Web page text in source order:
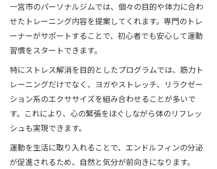
ストレスケアと運動を両立する習慣作り
スポーツジム一宮で心身の健康をサポート
パーソナルトレーニングで生活リズム改善
忙しい毎日に運動を取り入れるコツを紹介
家事や育児の合間に運動習慣を作る工夫
短時間でも効果的な一宮トレーニング法
パーソナルジムの活用で隙間運動を習慣化
無理なく続く運動を日常に取り入れる方法
一宮市のパーソナルジムでは、個々の目的や体力に合わ
せたトレーニング内容を提案してくれます。専門のトレ
ーナーがサポートすることで、初心者でも安心して運動
習慣をスタートできます。
特にストレス解消を目的としたプログラムでは、筋力ト
レーニングだけでなく、ヨガやストレッチ、リラクゼー
ション系のエクササイズを組み合わせることが多いで
す。これにより、心の緊張をほぐしながら体のリフレッ
シュも実現できます。
運動を生活に取り入れることで、エンドルフィンの分泌
が促進されるため、自然と気分が前向きになります。